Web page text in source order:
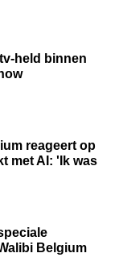
held binnen
reageert op
met AI: 'Ik was
Belgium